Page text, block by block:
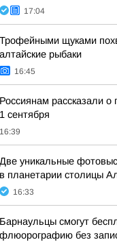
17:04
Трофейными щуками
алтайские рыбаки
16:45
Россиянам рассказали о
1 сентября
16:39
Две уникальные
в планетарии столицы
16:33
Барнаульцы смогут
флюорографию без